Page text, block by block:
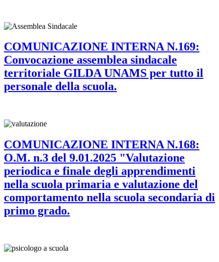
COMUNICAZIONE INTERNA N.169:
Convocazione assemblea sindacale
territoriale GILDA UNAMS per tutto il
personale della scuola.
COMUNICAZIONE INTERNA N.168:
O.M. n.3 del 9.01.2025 "Valutazione
periodica e finale degli apprendimenti
nella scuola primaria e valutazione del
comportamento nella scuola secondaria di
primo grado.